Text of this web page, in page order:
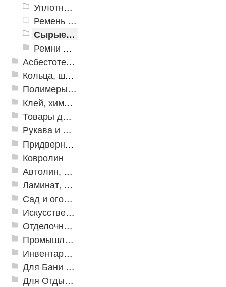
Уплотнитель
Ремень плоский
Сырые смеси
Ремни приводные
Асбестотехнические и теплоизоляционные материалы
Кольца, шайбы, манжеты
Полимеры и пластики
Клей, химия, сопутствующие товары
Товары для дома
Рукава и шланги промышленные
Придверные решетки
Ковролин
Автолин, Транслин, Линолеум
Ламинат, Кварцвиниловая плитка SPC
Сад и огород
Искусственная трава
Отделочные профили
Промышленный текстиль
Инвентарь для клининга
Для Бани и Сауны
Для Отдыха и Пикника